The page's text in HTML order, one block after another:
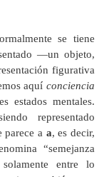
se tiene
—un objeto,
figurativa
aquíconciencia
estados mentales.
representado
parece a a, es decir,
“semejanza
entre lo